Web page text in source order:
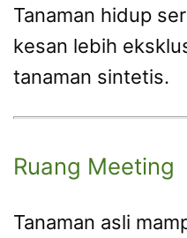
Tanaman hidup
kesan lebih
tanaman sintetis.
Ruang Meeting
Tanaman asli